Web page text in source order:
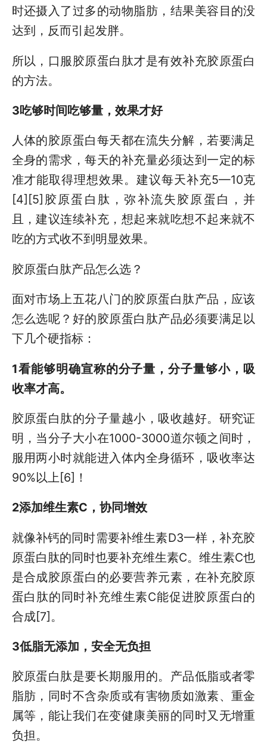
时还摄入了过多的动物脂肪，结果美容目的没
达到，反而引起发胖。
所以，口服胶原蛋白肽才是有效补充胶原蛋白
的方法。
3吃够时间吃够量，效果才好
人体的胶原蛋白每天都在流失分解，若要满足
全身的需求，每天的补充量必须达到一定的标
准才能取得理想效果。建议每天补充5—10克
[4][5]胶原蛋白肽，弥补流失胶原蛋白，并
且，建议连续补充，想起来就吃想不起来就不
吃的方式收不到明显效果。
胶原蛋白肽产品怎么选？
面对市场上五花八门的胶原蛋白肽产品，应该
怎么选呢？好的胶原蛋白肽产品必须要满足以
下几个硬指标：
1看能够明确宣称的分子量，分子量够小，吸
收率才高。
胶原蛋白肽的分子量越小，吸收越好。研究证
明，当分子大小在1000-3000道尔顿之间时，
服用两小时就能进入体内全身循环，吸收率达
90%以上[6]！
2添加维生素C，协同增效
就像补钙的同时需要补维生素D3一样，补充胶
原蛋白肽的同时也要补充维生素C。维生素C也
是合成胶原蛋白的必要营养元素，在补充胶原
蛋白肽的同时补充维生素C能促进胶原蛋白的
合成[7]。
3低脂无添加，安全无负担
胶原蛋白肽是要长期服用的。产品低脂或者零
脂肪，同时不含杂质或有害物质如激素、重金
属等，能让我们在变健康美丽的同时又无增重
负担。